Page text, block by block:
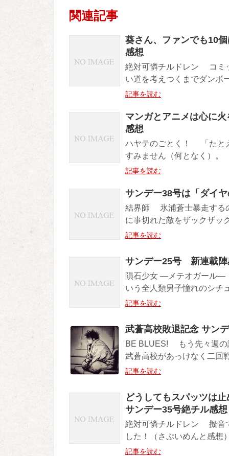
関連記事
葵さん、ファンでも10
感想
絶対可憐チルドレン コミ
い道を考えつくまでダンボ
記事を読む
マンガとアニメは心に
感想
ハヤテのごとく！ 「たと
すみません（何となく）
記事を読む
サンデー38号は「ダイ
結界師 氷浦蒼士暴走する
に事切れた敵をザックザッ
記事を読む
サンデー25号 新連載陣
隕石少女 ―メテオガール―
いう全人類男子憧れのシチ
記事を読む
武蒼高校敗退記念 サン
BE BLUES! もう先々週の
武蒼高校があっけなく二回
記事を読む
どうしてもスパッツは
サンデー35号絶チル感想
絶対可憐チルドレン 擬音
した！（さぷいめんと感
記事を読む